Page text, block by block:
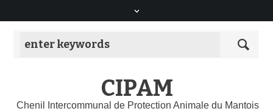
CIPAM
Chenil Intercommunal de Protection Animale du Mantois